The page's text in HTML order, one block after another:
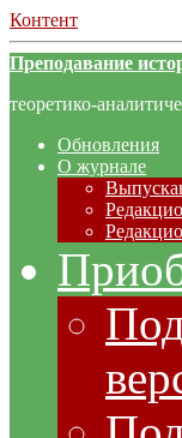
Контент
Преподавание
теоретико-
Обновления
О журнале